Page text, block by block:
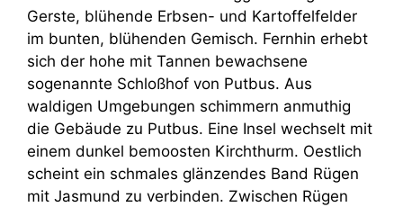
Gerste, blühende Erbsen- und Kartoffelfelder
im bunten, blühenden Gemisch. Fernhin erhebt
sich der hohe mit Tannen bewachsene
sogenannte Schloßhof von Putbus. Aus
waldigen Umgebungen schimmern anmuthig
die Gebäude zu Putbus. Eine Insel wechselt mit
einem dunkel bemoosten Kirchthurm. Oestlich
scheint ein schmales glänzendes Band Rügen
mit Jasmund zu verbinden. Zwischen Rügen